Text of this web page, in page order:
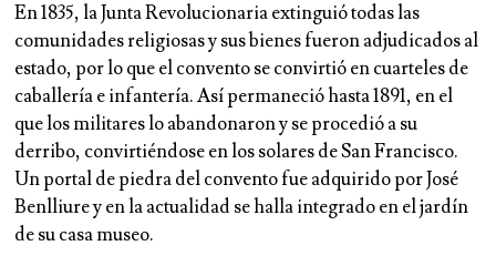
En 1835, la Junta Revolucionaria extinguió todas las
comunidades religiosas y sus bienes fueron adjudicados al
estado, por lo que el convento se convirtió en cuarteles de
caballería e infantería. Así permaneció hasta 1891, en el
que los militares lo abandonaron y se procedió a su
derribo, convirtiéndose en los solares de San Francisco.
Un portal de piedra del convento fue adquirido por José
Benlliure y en la actualidad se halla integrado en el jardín
de su casa museo.